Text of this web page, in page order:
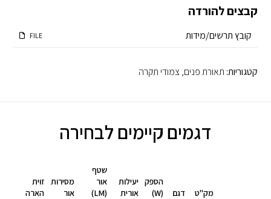
קבצים להורדה
קובץ תרשים/מידות FILE
קטגוריות: תאורת פנים, צמודי תקרה
דגמים קיימים לבחירה
מק"ט דגם
הספק
(W)
יעילות
אורית
שטף
אור
(LM)
מסירות
אור
זוית
הארה